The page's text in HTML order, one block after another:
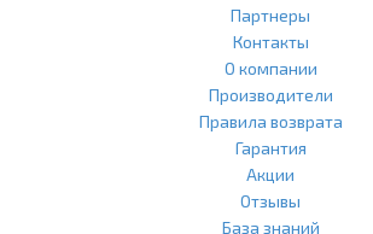
Партнеры
Контакты
О компании
Производители
Правила возврата
Гарантия
Акции
Отзывы
База знаний